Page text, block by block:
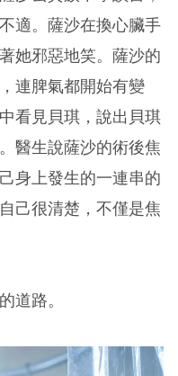
適。薩沙在換心臟手
她邪惡地笑。薩沙的
連脾氣都開始有變
看見貝琪，說出貝琪
醫生說薩沙的術後焦
身上發生的一連串的
己很清楚，不僅是焦
道路。